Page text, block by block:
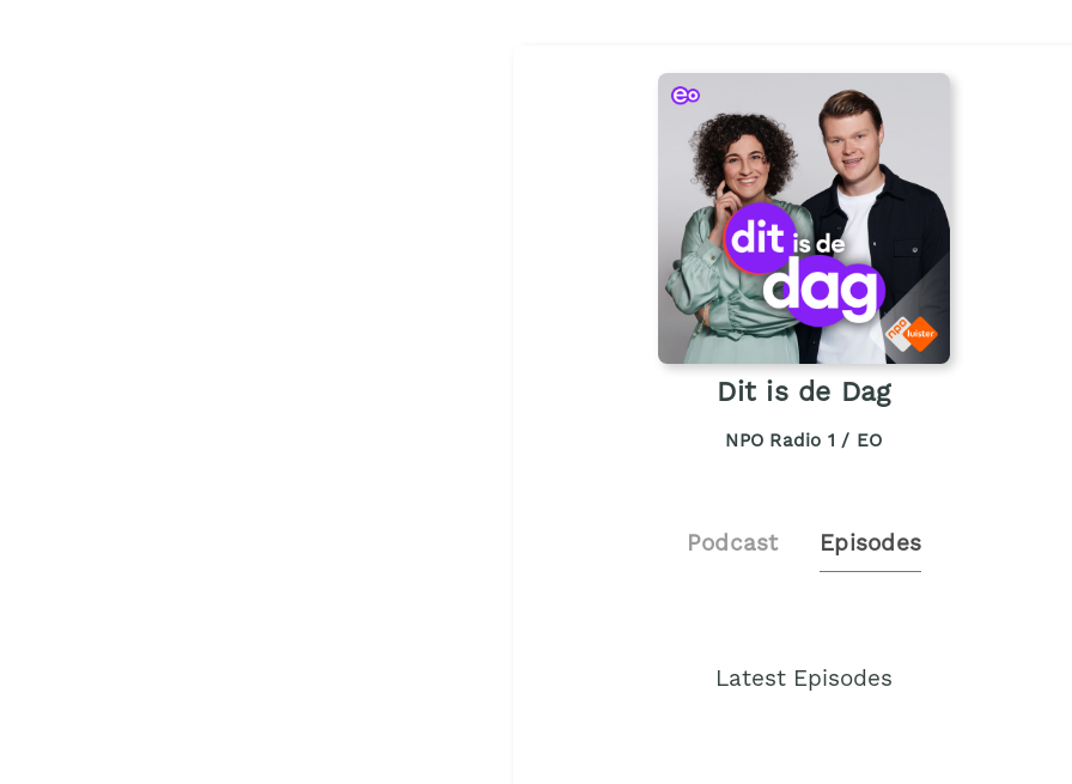
Dit is de Dag
NPO Radio 1 / EO
Podcast Episodes
Latest Episodes